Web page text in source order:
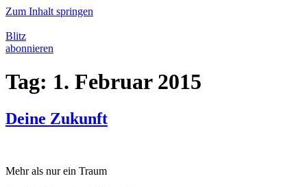
Zum Inhalt springen
Blitz
abonnieren
Tag: 1. Februar 2015
Deine Zukunft
Mehr als nur ein Traum